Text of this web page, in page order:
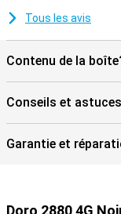
Tous les avis
Contenu de la
Conseils et
Garantie et
Doro 2880 4G